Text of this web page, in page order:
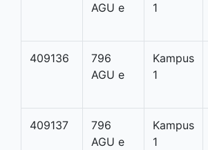
AGU e
1
409136
796
AGU e
Kampus
1
409137
796
AGU e
Kampus
1